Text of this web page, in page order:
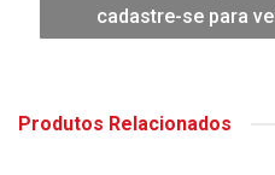
cadastre-se para
Produtos Relacionados